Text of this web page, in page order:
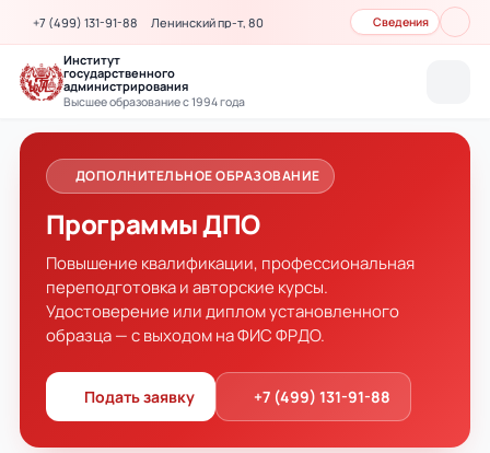
+7 (499) 131-91-88 Ленинский пр-т, 80 Сведения
Институт
государственного
администрирования
Высшее образование с 1994 года
ДОПОЛНИТЕЛЬНОЕ ОБРАЗОВАНИЕ
Программы ДПО
Повышение квалификации, профессиональная
переподготовка и авторские курсы.
Удостоверение или диплом установленного
образца — с выходом на ФИС ФРДО.
Подать заявку +7 (499) 131-91-88